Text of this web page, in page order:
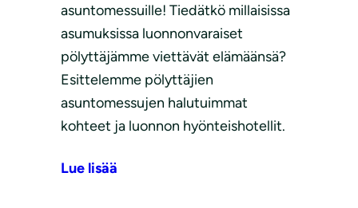
asuntomessuille! Tiedätkö millaisissa
asumuksissa luonnonvaraiset
pölyttäjämme viettävät elämäänsä?
Esittelemme pölyttäjien
asuntomessujen halutuimmat
kohteet ja luonnon hyönteishotellit.
Lue lisää